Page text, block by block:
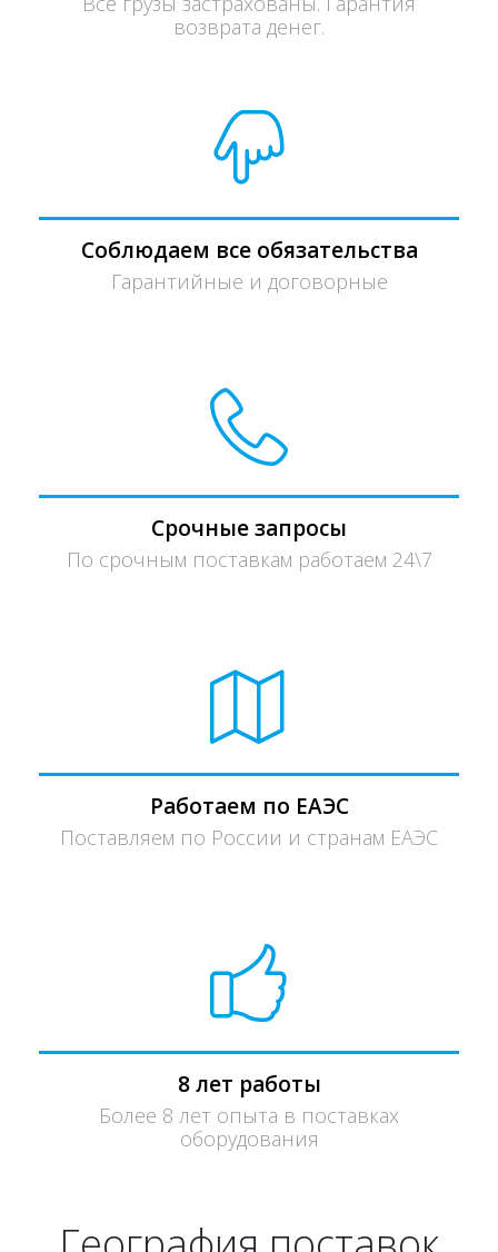
возврата денег.
Соблюдаем все обязательства
Гарантийные и договорные
Срочные запросы
По срочным поставкам работаем 24\7
Работаем по ЕАЭС
Поставляем по России и странам ЕАЭС
8 лет работы
Более 8 лет опыта в поставках
оборудования